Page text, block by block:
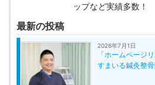
ップなど実績多数！
最新の投稿
2026年7月1日
「ホームページ
すまいる鍼灸整